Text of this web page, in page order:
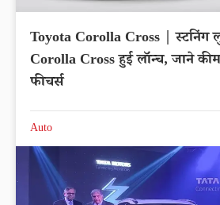
Toyota Corolla Cross | स्टनिंग
Corolla Cross हुई लॉन्च, जाने
फीचर्स
Auto